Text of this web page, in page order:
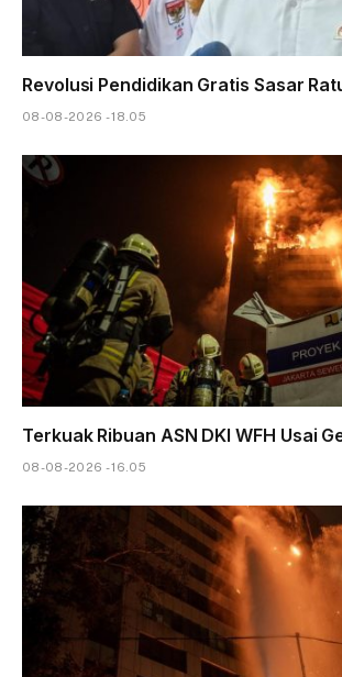
Revolusi Pendidikan Gratis Sasar
08-08-2026 - 18.05
Terkuak Ribuan ASN DKI WFH Usai
08-08-2026 - 16.05